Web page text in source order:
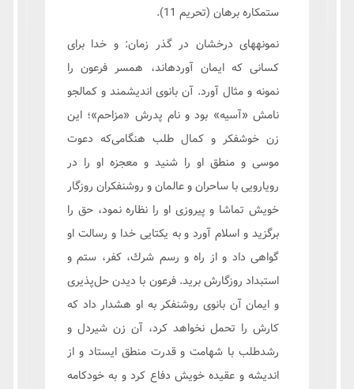
ستمکاره برهان (تحریم 11).
نمونه‏هاى درخشان در گذر زمان: و خدا براى
كسانى كه ايمان آورده‏اند، همسر فرعون را
نمونه و مثال آورد. آن بانوى انديشمند و كمال‏جو
نامش «آسيه» بود و نام پدرش «مزاحم»؛ اين
زن خوش‏فكر و کمال طلب هنگامی‌که دعوت
موسى و منطق او را شنيد و معجزه او را در
رويارويى با ساحران و عالمان و روشنفكران روزگار
خويش تماشا و پيروزى او را نظاره نمود، حق را
برگزيد و اسلام آورد و به يكتايى خدا و رسالت او
گواهى داد و از راه و رسم شرك، كفر، ستم و
استبداد روزگارش بريد. فرعون با ديدن حل‌پذیری
و ايمان آن بانوى روشنفكر به او هشدار داد كه
كارش را تحمل نخواهد كرد، آن زن شيردل و
رشدطلب با شهامت و قدرت منطق ايستاد و از
انديشه و عقيده خويش دفاع كرد و به خودكامه